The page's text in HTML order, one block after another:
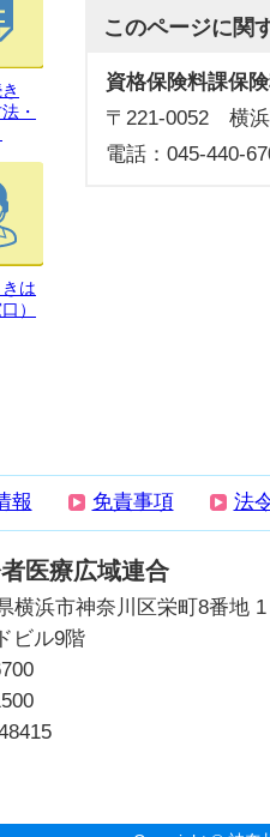
このページに関
資格保険料課保
〒221-0052 横
電話：045-440-
・
は
）
報 免責事項 法
医療広域連合
横浜市神奈川区栄町8番地 1
ビル9階